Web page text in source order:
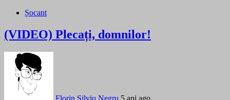
Șocant
(VIDEO) Plecați, domnilor!
Florin Silviu Negru 5 ani ago